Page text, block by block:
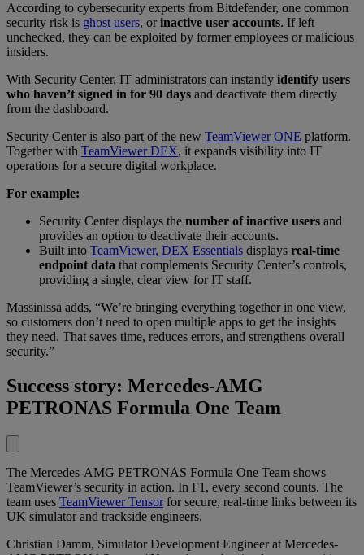
According to cybersecurity experts from Bitdefender, one common
security risk is ghost users, orinactive user accounts. If left
unchecked, they can be exploited by former employees or malicious
insiders.
With Security Center, IT administrators can instantly identify users
who haven’t signed in for 90 days and deactivate them directly
from the dashboard.
Security Center is also part of the new TeamViewer ONE platform.
Together with TeamViewer DEX, it expands visibility into IT
operations for a secure digital workplace.
For example:
Security Center displays the number of inactive users and
provides an option to deactivate their accounts.
Built into TeamViewer, DEX Essentials displays real-time
endpoint data that complements Security Center’s controls,
providing a single, clear view for IT staff.
Massinissa adds, “We’re bringing everything together in one view,
so customers don’t need to open multiple apps to get the insights
they need. That saves time, reduces errors, and strengthens overall
security.”
Success story: Mercedes-AMG
PETRONAS Formula One Team
The Mercedes-AMG PETRONAS Formula One Team shows
TeamViewer’s security in action. In F1, every second counts. The
team uses TeamViewer Tensorfor secure, real-time links between its
UK simulator and trackside engineers.
Christian Damm, Simulator Development Engineer at Mercedes-